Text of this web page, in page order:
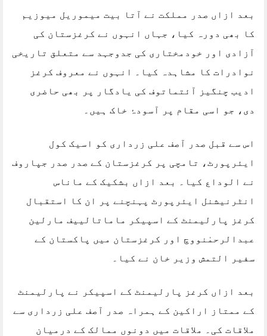
بعد ازاں صدر مملکت نے آتا بیت میموریل میوزیم
کا بھی دورہ کیا، جہاں انہوں نے کرغزستان کی
آزادی اور خودمختاری کی جدوجہد سے متعلق تاریخی
نوادرات کا مشاہدہ کیا۔ انہوں نے معروف کرغز
ادیب چنگیز آئتماتوف کی یادگار پر بھی حاضری
دی، جو اسی مقام پر آسودۂ خاک ہیں۔
اس سے قبل صدر آصف علی زرداری کو اسیک کول
ایئرپورٹ، تامچی پر کرغزستان کے صدر صدر جپاروف
نے الوداع کیا۔ بعد ازاں بشکیک کے ماناس
انٹرنیشنل ایئرپورٹ پہنچنے پر ان کا استقبال
کرغز پارلیمنٹ کے اسپیکر ماماتالییف مارلین
عبدالرحمٰنووچ اور کرغزستان میں پاکستان کے
سفیر التمش وزیر خان نے کیا۔
بعد ازاں کرغز پارلیمنٹ کے اسپیکر نے پارلیمنٹ
کے ممتاز اراکین کے ہمراہ صدر آصف علی زرداری سے
ملاقات کی۔ ملاقات میں دونوں ممالک کے درمیان